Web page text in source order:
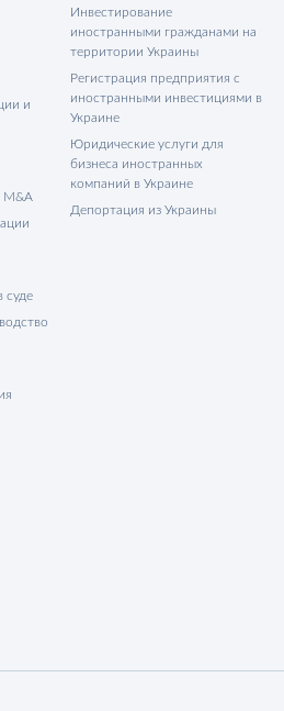
и
M&A
суде
Инвестирование
иностранными гражданами на
территории Украины
Регистрация предприятия с
иностранными инвестициями в
Украине
Юридические услуги для
бизнеса иностранных
компаний в Украине
Депортация из Украины